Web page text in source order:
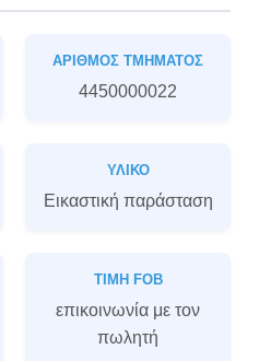
ΑΡΙΘΜΌΣ ΤΜΉΜΑΤΟΣ
4450000022
ΥΛΙΚΌ
Εικαστική παράσταση
ΤΙΜΉ FOB
επικοινωνία με τον
πωλητή